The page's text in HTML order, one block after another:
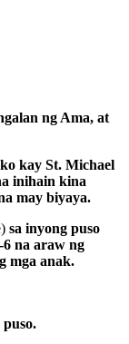
ng Ama, at
kay St. Michael
inihain kina
may biyaya.
sa inyong puso
na araw ng
mga anak.